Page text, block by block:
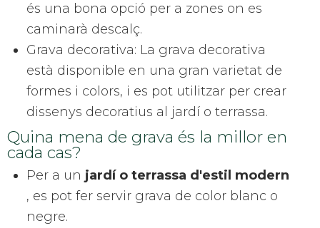
és una bona opció per a zones on es
caminarà descalç.
Grava decorativa: La grava decorativa
està disponible en una gran varietat de
formes i colors, i es pot utilitzar per crear
dissenys decoratius al jardí o terrassa.
Quina mena de grava és la millor en
cada cas?
Per a un jardí o terrassa d'estil modern
, es pot fer servir grava de color blanc o
negre.